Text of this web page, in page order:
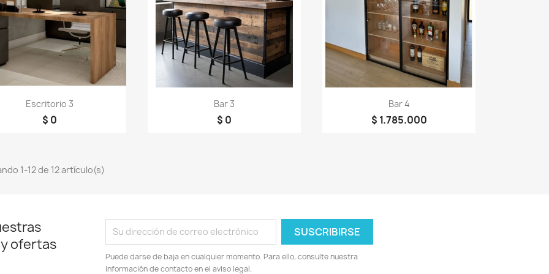
Vista rápida
Escritorio 3
$ 0
Vista rápida
Bar 3
$ 0
Vista rápida
Bar 4
$ 1.785.000
1-12 de 12 artículo(s)
ofertas
Puede darse de baja en cualquier momento. Para ello, consulte nuestra
información de contacto en el aviso legal.